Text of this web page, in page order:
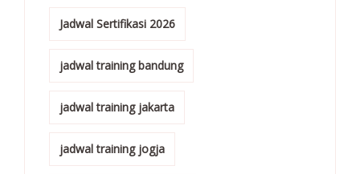
Jadwal Sertifikasi 2026
jadwal training bandung
jadwal training jakarta
jadwal training jogja